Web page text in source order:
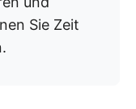
Sie Zeit